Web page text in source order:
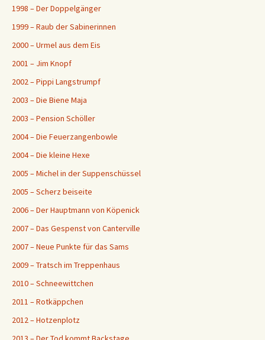
1998 – Der Doppelgänger
1999 – Raub der Sabinerinnen
2000 – Urmel aus dem Eis
2001 – Jim Knopf
2002 – Pippi Langstrumpf
2003 – Die Biene Maja
2003 – Pension Schöller
2004 – Die Feuerzangenbowle
2004 – Die kleine Hexe
2005 – Michel in der Suppenschüssel
2005 – Scherz beiseite
2006 – Der Hauptmann von Köpenick
2007 – Das Gespenst von Canterville
2007 – Neue Punkte für das Sams
2009 – Tratsch im Treppenhaus
2010 – Schneewittchen
2011 – Rotkäppchen
2012 – Hotzenplotz